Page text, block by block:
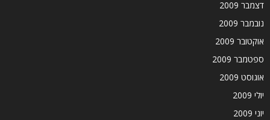
דצמבר 2009
נובמבר 2009
אוקטובר 2009
ספטמבר 2009
אוגוסט 2009
יולי 2009
יוני 2009